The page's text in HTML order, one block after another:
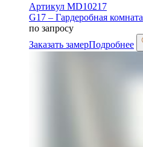
Артикул MD10217
G17 – Гардеробная комната
по запросу
Заказать замерПодробнее